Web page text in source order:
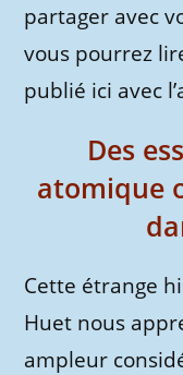
partager avec
vous pourrez
publié ici avec
Des
atomique
Cette étrange
Huet nous
ampleur